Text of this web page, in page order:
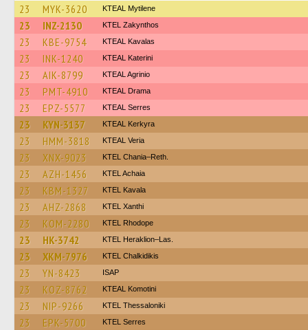
23 MYK-3620 KTEAL Mytilene
23 INZ-2130 KTEL Zakynthos
23 KBE-9754 KTEAL Kavalas
23 INK-1240 KTEAL Katerini
23 AIK-8799 KTEAL Agrinio
23 PMT-4910 KTEAL Drama
23 EPZ-5577 KTEAL Serres
23 KYN-3137 KTEAL Kerkyra
23 HMM-3818 KTEAL Veria
23 XNX-9023 KTEL Chania–Reth.
23 AZH-1456 KTEL Achaia
23 KBM-1327 KTEL Kavala
23 AHZ-2868 KTEL Xanthi
23 KOM-2280 KTEL Rhodope
23 HK-3742 KTEL Heraklion–Las.
23 XKM-7976 ΚΤΕL Chalkidikis
23 YN-8423 ISAP
23 KOZ-8762 KTEAL Komotini
23 NIP-9266 KTEL Thessaloniki
23 EPK-5700 KTEL Serres